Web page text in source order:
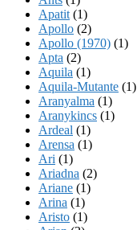
Apatit (1)
Apollo (2)
Apollo (1970) (1)
Apta (2)
Aquila (1)
Aquila-Mutante (1)
Aranyalma (1)
Aranykincs (1)
Ardeal (1)
Arensa (1)
Ari (1)
Ariadna (2)
Ariane (1)
Arina (1)
Aristo (1)